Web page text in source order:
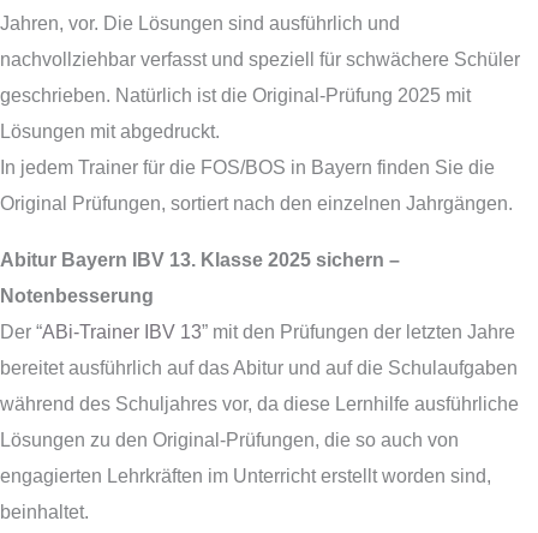
Jahren, vor. Die Lösungen sind ausführlich und
nachvollziehbar verfasst und speziell für schwächere Schüler
geschrieben. Natürlich ist die Original-Prüfung 2025 mit
Lösungen mit abgedruckt.
In jedem Trainer für die FOS/BOS in Bayern finden Sie die
Original Prüfungen, sortiert nach den einzelnen Jahrgängen.
Abitur Bayern IBV 13. Klasse 2025 sichern –
Notenbesserung
Der “ABi-Trainer IBV 13” mit den Prüfungen der letzten Jahre
bereitet ausführlich auf das Abitur und auf die Schulaufgaben
während des Schuljahres vor, da diese Lernhilfe ausführliche
Lösungen zu den Original-Prüfungen, die so auch von
engagierten Lehrkräften im Unterricht erstellt worden sind,
beinhaltet.